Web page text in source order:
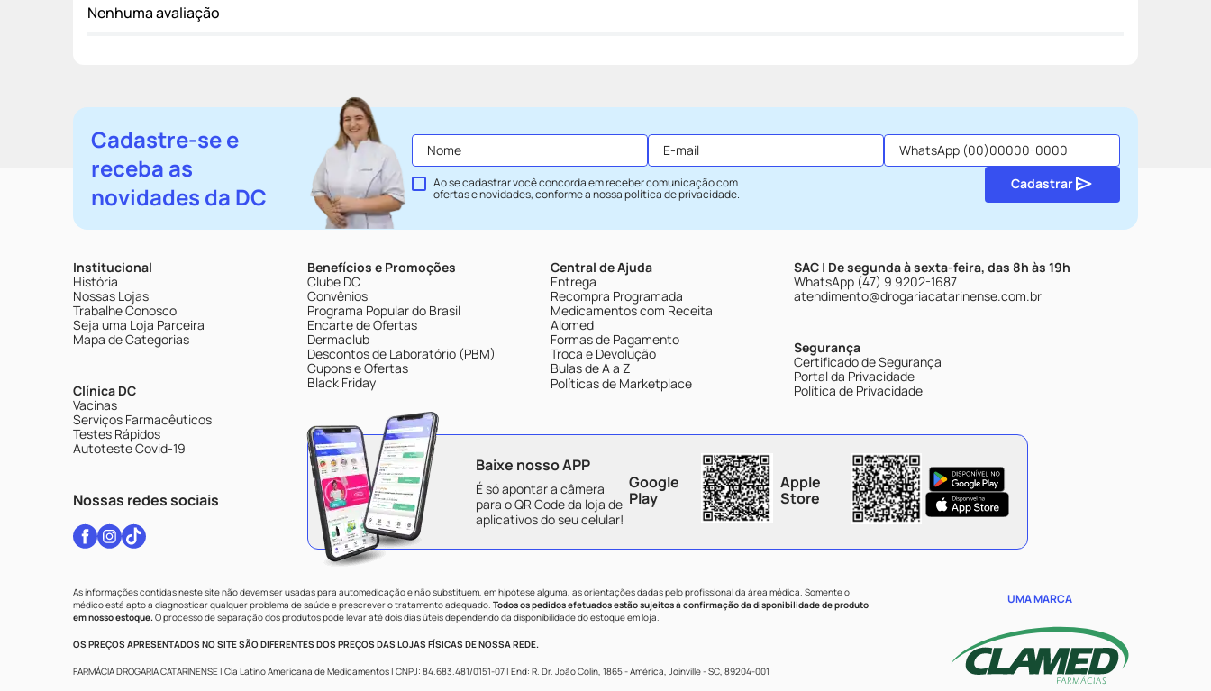
Nenhuma avaliação
Cadastre-se e
receba as
novidades da DC
Ao se cadastrar você concorda em receber comunicação com
ofertas e novidades, conforme a nossapolítica de privacidade.
Cadastrar
Institucional
História
Nossas Lojas
Trabalhe Conosco
Seja uma Loja Parceira
Mapa de Categorias
Clínica DC
Vacinas
Serviços Farmacêuticos
Testes Rápidos
Autoteste Covid-19
Nossas redes sociais
Benefícios e Promoções
Clube DC
Convênios
Programa Popular do Brasil
Encarte de Ofertas
Dermaclub
Descontos de Laboratório (PBM)
Cupons e Ofertas
Black Friday
Central de Ajuda
Entrega
Recompra Programada
Medicamentos com Receita
Alomed
Formas de Pagamento
Troca e Devolução
Bulas de A a Z
Políticas de Marketplace
SAC | De segunda à sexta-feira, das 8h às 19h
WhatsApp (47) 9 9202-1687
atendimento@drogariacatarinense.com.br
Segurança
Certificado de Segurança
Portal da Privacidade
Política de Privacidade
Baixe nosso APP
É só apontar a câmera
para o QR Code da loja de
aplicativos do seu celular!
Google
Play
Apple
Store
As informações contidas neste site não devem ser usadas para automedicação e não substituem, em hipótese alguma, as orientações dadas pelo profissional da área médica. Somente o
médico está apto a diagnosticar qualquer problema de saúde e prescrever o tratamento adequado. Todos os pedidos efetuados estão sujeitos à confirmação da disponibilidade de produto
em nosso estoque.O processo de separação dos produtos pode levar até dois dias úteis dependendo da disponibilidade do estoque em loja.
OS PREÇOS APRESENTADOS NO SITE SÃO DIFERENTES DOS PREÇOS DAS LOJAS FÍSICAS DE NOSSA REDE.
FARMÁCIA DROGARIA CATARINENSE | Cia Latino Americana de Medicamentos | CNPJ: 84.683.481/0151-07 | End: R. Dr. João Colin, 1865 - América, Joinville - SC, 89204-001
UMA MARCA